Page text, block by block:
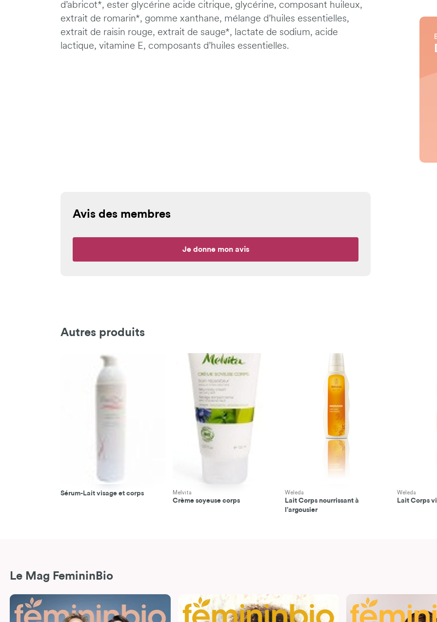
d’abricot*, ester glycérine acide citrique, glycérine, composant huileux,
extrait de romarin*, gomme xanthane, mélange d’huiles essentielles,
extrait de raisin rouge, extrait de sauge*, lactate de sodium, acide
lactique, vitamine E, composants d’huiles essentielles.
Avis des membres
Je donne mon avis
Autres produits
Sérum-Lait visage et corps Melvita
Crème soyeuse corps
Weleda
Lait Corps nourrissant à
l’argousier
Weleda
Lait Corps
Le Mag FemininBio